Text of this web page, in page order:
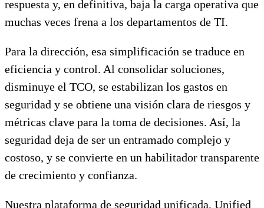
respuesta y, en definitiva, baja la carga operativa que
muchas veces frena a los departamentos de TI.
Para la dirección, esa simplificación se traduce en
eficiencia y control. Al consolidar soluciones,
disminuye el TCO, se estabilizan los gastos en
seguridad y se obtiene una visión clara de riesgos y
métricas clave para la toma de decisiones. Así, la
seguridad deja de ser un entramado complejo y
costoso, y se convierte en un habilitador transparente
de crecimiento y confianza.
Nuestra plataforma de seguridad unificada, Unified